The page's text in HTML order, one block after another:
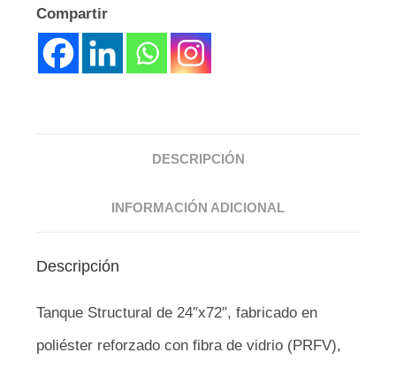
Compartir
DESCRIPCIÓN
INFORMACIÓN ADICIONAL
Descripción
Tanque Structural de 24″x72″, fabricado en
poliéster reforzado con fibra de vidrio (PRFV),